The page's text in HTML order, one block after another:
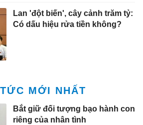
Lan 'đột biến', cây cảnh trăm tỷ:
Có dấu hiệu rửa tiền không?
MỚI NHẤT
Bắt giữ đối tượng bạo hành con
riêng của nhân tình